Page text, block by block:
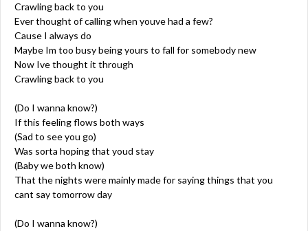
Crawling back to you
Ever thought of calling when youve had a few?
Cause I always do
Maybe Im too busy being yours to fall for somebody new
Now Ive thought it through
Crawling back to you
(Do I wanna know?)
If this feeling flows both ways
(Sad to see you go)
Was sorta hoping that youd stay
(Baby we both know)
That the nights were mainly made for saying things that you
cant say tomorrow day
(Do I wanna know?)